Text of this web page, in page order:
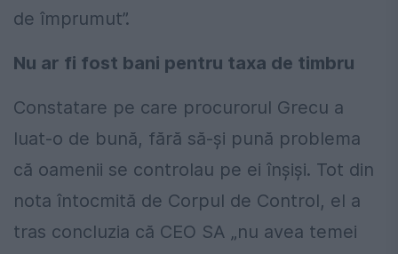
de împrumut”.
Nu ar fi fost bani pentru taxa de timbru
Constatare pe care procurorul Grecu a
luat-o de bună, fără să-şi pună problema
că oamenii se controlau pe ei înşişi. Tot din
nota întocmită de Corpul de Control, el a
tras concluzia că CEO SA „nu avea temei